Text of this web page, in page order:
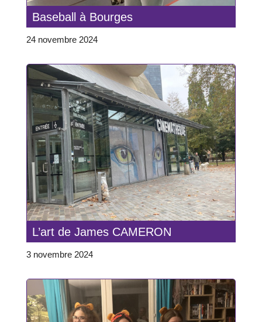
Baseball à Bourges
24 novembre 2024
L’art de James CAMERON
3 novembre 2024